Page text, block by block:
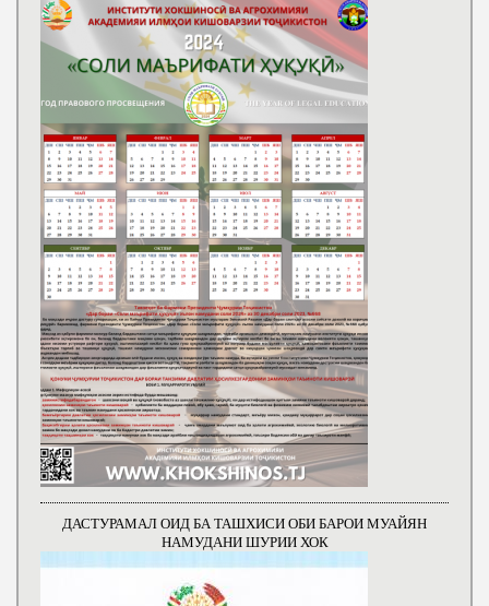
ДАСТУРАМАЛ ОИД БА ТАШХИСИ ОБИ БАРОИ МУАЙЯН
НАМУДАНИ ШУРИИ ХОК